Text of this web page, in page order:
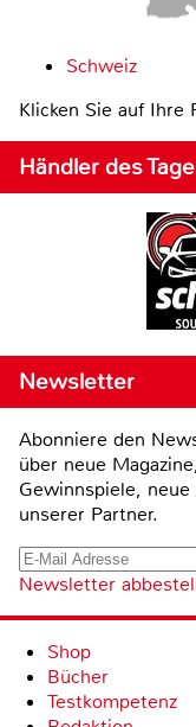
Schweiz
Klicken Sie auf Ihre
Händler des
Newsletter
Abonniere den
über neue
Gewinnspiele,
unserer Partner.
Newsletter
Shop
Bücher
Testkompetenz